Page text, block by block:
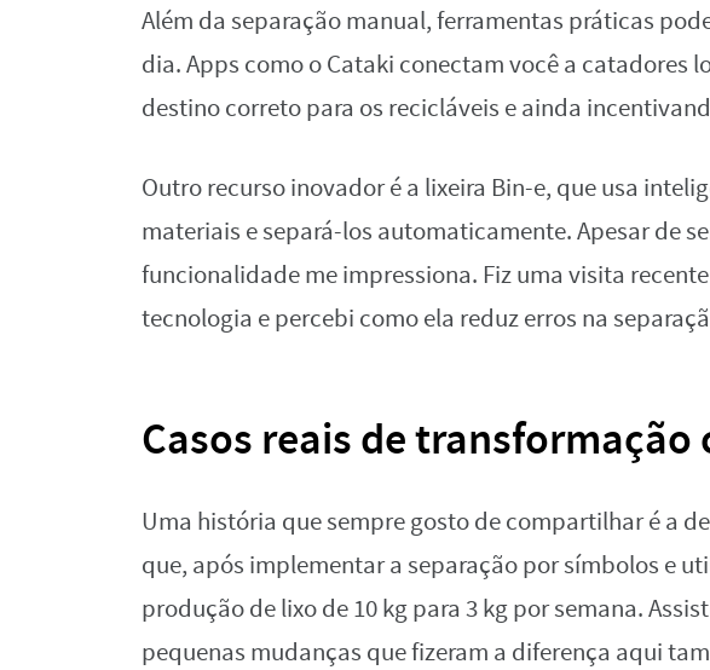
Além da separação manual, ferramentas práticas
dia. Apps como o Cataki conectam você a catadores
destino correto para os recicláveis e ainda
Outro recurso inovador é a lixeira Bin-e, que usa
materiais e separá-los automaticamente. Apesar de
funcionalidade me impressiona. Fiz uma visita
tecnologia e percebi como ela reduz erros na
Casos reais de transformação
Uma história que sempre gosto de compartilhar é a
que, após implementar a separação por símbolos e
produção de lixo de 10 kg para 3 kg por semana.
pequenas mudanças que fizeram a diferença aqui